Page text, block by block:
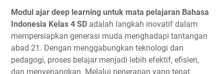
Modul ajar deep learning untuk mata pelajaran Bahasa
Indonesia Kelas 4 SD adalah langkah inovatif dalam
mempersiapkan generasi muda menghadapi tantangan
abad 21. Dengan menggabungkan teknologi dan
pedagogi, proses belajar menjadi lebih efektif, efisien,
dan menyenangkan. Melalui penerapan yang tepat,